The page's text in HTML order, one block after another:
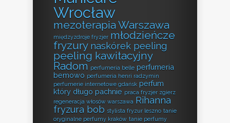
Wrocław
mezoterapia Warszawa
międzyzdroje fryzjer młodzieńcze
fryzury naskórek peeling
peeling kawitacyjny
Radom perfumeria belle perfumeria
bemowo perfumeria henri radzymin
perfumerie internetowe gdańsk perfum
który długo pachnie praca fryzjer zgierz
regeneracja włosów warszawa Rihanna
fryzura bob stylista fryzur leszno tanie
oryginalne perfumy kraków tanie perfumy